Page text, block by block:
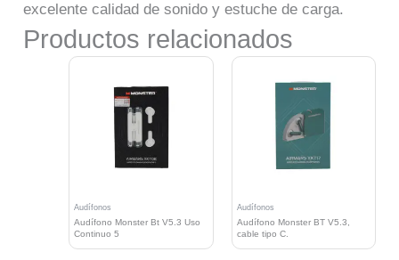
excelente calidad de sonido y estuche de carga.
Productos relacionados
Audífonos
Audífono Monster Bt V5.3 Uso
Continuo 5
Audífonos
Audífono Monster BT V5.3,
cable tipo C.